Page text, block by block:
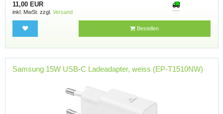
11,00 EUR
inkl. MwSt. zzgl. Versand
Bestellen
Samsung 15W USB-C Ladeadapter, weiss (EP-T1510NW)